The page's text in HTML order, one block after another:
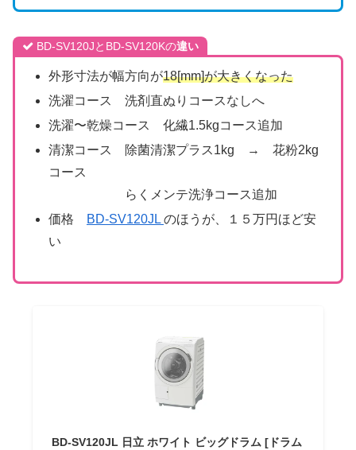
BD-SV120JとBD-SV120Kの違い
外形寸法が幅方向が18[mm]が大きくなった
洗濯コース 洗剤直ぬりコースなしへ
洗濯〜乾燥コース 化繊1.5kgコース追加
清潔コース 除菌清潔プラス1kg → 花粉2kg
コース
らくメンテ洗浄コース追加
価格
BD-SV120JLのほうが、１５万円ほど安
い
BD-SV120JL 日立 ホワイト ビッグドラム [ドラム